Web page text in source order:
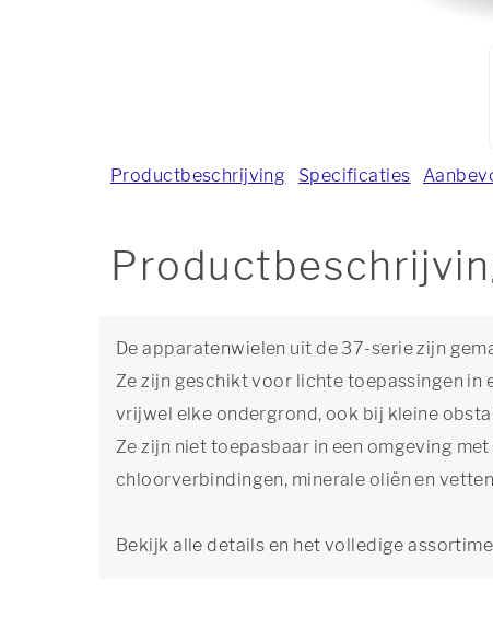
Productbeschrijving Specificaties
De apparatenwielen uit de 37-serie zijn
Ze zijn geschikt voor lichte toepassingen in
vrijwel elke ondergrond, ook bij kleine
Ze zijn niet toepasbaar in een omgeving
chloorverbindingen, minerale oliën en
Bekijk alle details en het volledige